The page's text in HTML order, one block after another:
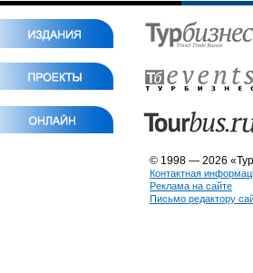
© 1998 — 2026
Контактная
Реклама на сайте
Письмо редактору